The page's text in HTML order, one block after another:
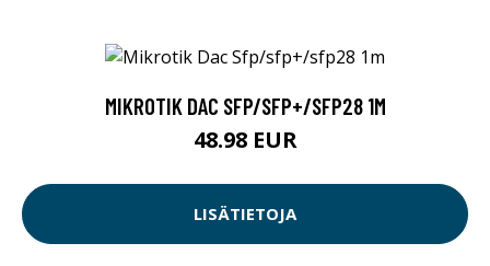
MIKROTIK DAC SFP/SFP+/SFP28 1M
48.98 EUR
LISÄTIETOJA